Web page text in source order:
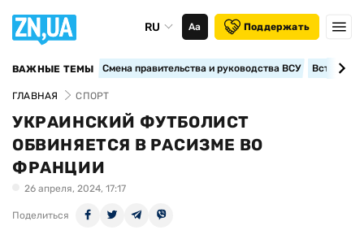
RU Аа Поддержать
ВАЖНЫЕ ТЕМЫ Смена правительства и руководства ВСУ
ГЛАВНАЯ СПОРТ
УКРАИНСКИЙ ФУТБОЛИСТ
ОБВИНЯЕТСЯ В РАСИЗМЕ ВО
ФРАНЦИИ
26 апреля, 2024, 17:17
Поделиться